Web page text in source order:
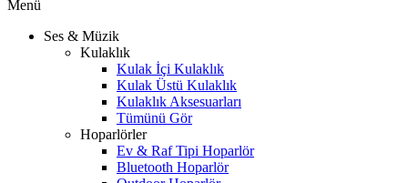
Menü
Ses & Müzik
Kulaklık
Kulak İçi Kulaklık
Kulak Üstü Kulaklık
Kulaklık Aksesuarları
Tümünü Gör
Hoparlörler
Ev & Raf Tipi Hoparlör
Bluetooth Hoparlör